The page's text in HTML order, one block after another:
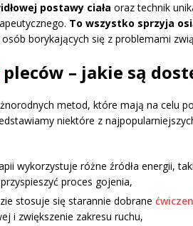
postawy ciała oraz technik
To wszystko sprzyja
osób borykających się z problemami
pleców – jakie są
metod, które mają na celu
niektóre z
wykorzystuje różne źródła energii,
proces gojenia,
stosuje się starannie dobrane
i zwiększenie zakresu ruchu,